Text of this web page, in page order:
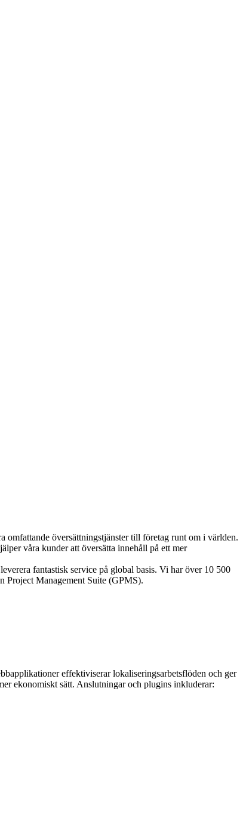
översättningstjänster till företag runt om i världen.
våra kunder att översätta innehåll på ett mer
fantastisk service på global basis. Vi har över 10 500
Project Management Suite (GPMS).
effektiviserar lokaliseringsarbetsflöden och ger
ekonomiskt sätt. Anslutningar och plugins inkluderar: